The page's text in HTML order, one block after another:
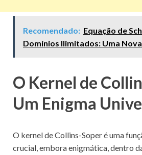
Recomendado: Equação de
Domínios Ilimitados: Uma
O Kernel de
Um Enigma
O kernel de Collins-Soper é uma
crucial, embora enigmática, dentro